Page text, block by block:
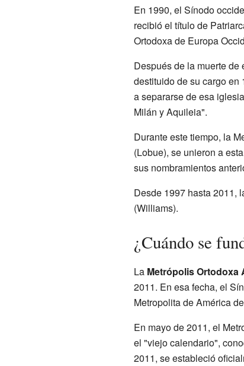
En 1990, el Sínodo
recibió el título de
Ortodoxa de Europa
Después de la muerte
destituido de su cargo
a separarse de esa
Milán y Aquileia".
Durante este tiempo, la
(Lobue), se unieron a
sus nombramientos
Desde 1997 hasta 2011,
(Williams).
¿Cuándo se
La Metrópolis Ortodoxa
2011. En esa fecha, el
Metropolita de América
En mayo de 2011, el
el "viejo calendario",
2011, se estableció